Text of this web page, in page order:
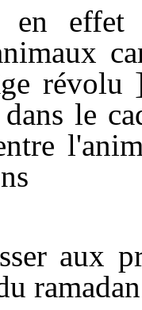
en effet
révolu
le
aux
ramadan